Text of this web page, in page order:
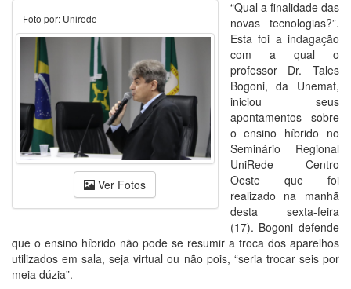
Foto por: Unirede
Ver Fotos
“Qual a finalidade das
novas tecnologias?”.
Esta foi a indagação
com a qual o
professor Dr. Tales
Bogoni, da Unemat,
iniciou seus
apontamentos sobre
o ensino híbrido no
Seminário Regional
UniRede – Centro
Oeste que foi
realizado na manhã
desta sexta-feira
(17). Bogoni defende
que o ensino híbrido não pode se resumir a troca dos aparelhos
utilizados em sala, seja virtual ou não pois, “seria trocar seis por
meia dúzia”.